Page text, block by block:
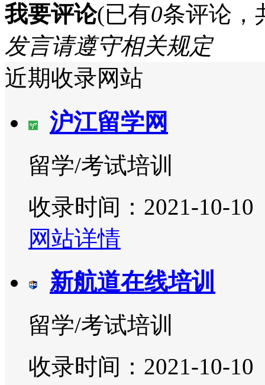
我要评论(已有0条评论，
发言请遵守相关规定
近期收录网站
沪江留学网
留学/考试培训
收录时间：2021-10-10
网站详情
新航道在线培训
留学/考试培训
收录时间：2021-10-10